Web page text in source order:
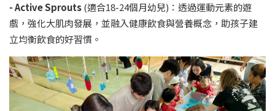
- Active Sprouts(適合18-24個月幼兒)：透過運動元素的遊
戲，強化大肌肉發展，並融入健康飲食與營養概念，助孩子建
立均衡飲食的好習慣。